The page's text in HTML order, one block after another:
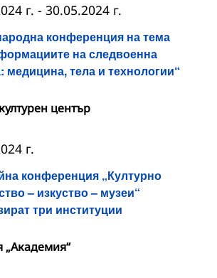
конференция на тема
на следвоенна
медицина, тела и технологии“
г. - 30.05.2024 г.
център
конференция „Културно
– изкуство – музеи“
три институции
г.
„Академия“